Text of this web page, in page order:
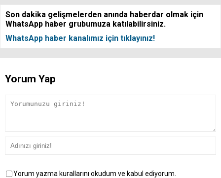
Son dakika gelişmelerden anında haberdar olmak için
WhatsApp haber grubumuza katılabilirsiniz.
WhatsApp haber kanalımız için tıklayınız!
Yorum Yap
Yorum yazma kurallarını okudum ve kabul ediyorum.